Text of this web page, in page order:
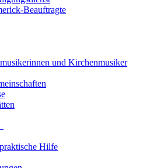
Beauftragte
und Kirchenmusiker
Hilfe